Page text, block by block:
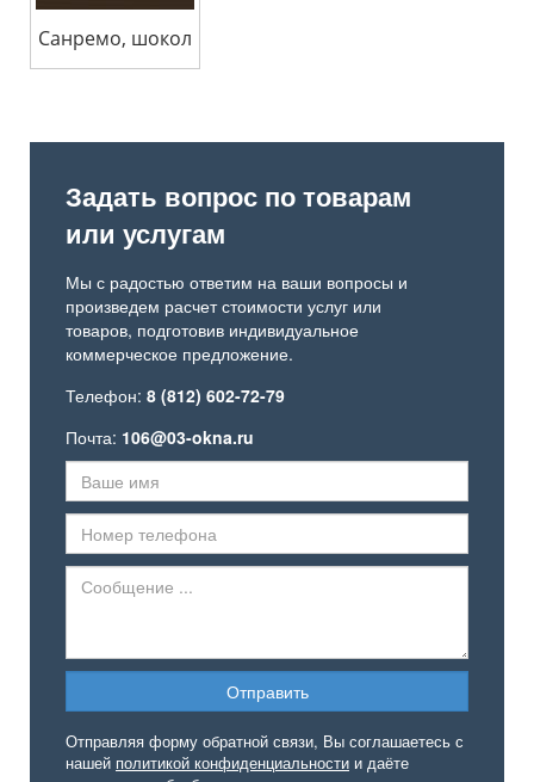
Санремо, шокол
Задать вопрос по товарам
или услугам
Мы с радостью ответим на ваши вопросы и
произведем расчет стоимости услуг или
товаров, подготовив индивидуальное
коммерческое предложение.
Телефон: 8 (812) 602-72-79
Почта: 106@03-okna.ru
Отправляя форму обратной связи, Вы соглашаетесь с
нашей политикой конфиденциальности и даёте